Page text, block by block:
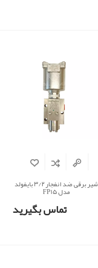
شیر برقی ضد انفجار ۳/۲ بایفولد
مدل FP15
تماس بگیرید